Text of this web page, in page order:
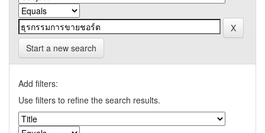
Start a new search
Add filters:
Use filters to refine the search results.